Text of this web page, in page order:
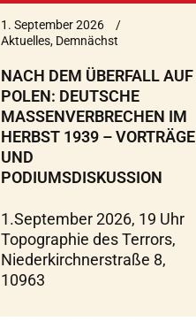
1. September 2026
Aktuelles, Demnächst
NACH DEM ÜBERFALL AUF
POLEN: DEUTSCHE
MASSENVERBRECHEN IM
HERBST 1939 – VORTRÄGE
UND
PODIUMSDISKUSSION
1.September 2026, 19 Uhr
Topographie des Terrors,
Niederkirchnerstraße 8,
10963